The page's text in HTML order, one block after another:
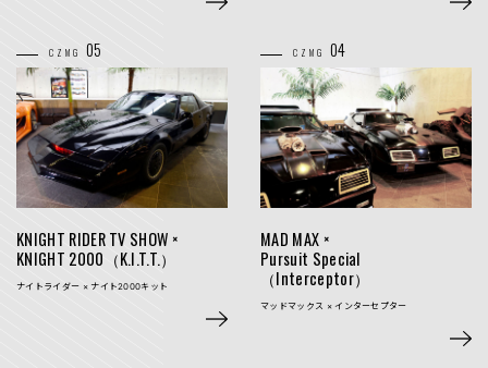
CZMG 05
KNIGHT RIDER TV SHOW ×
KNIGHT 2000 （K.I.T.T.）
ナイトライダー ×ナイト2000キット
CZMG 04
MAD MAX ×
Pursuit Special
（Interceptor）
マッドマックス ×インターセプター